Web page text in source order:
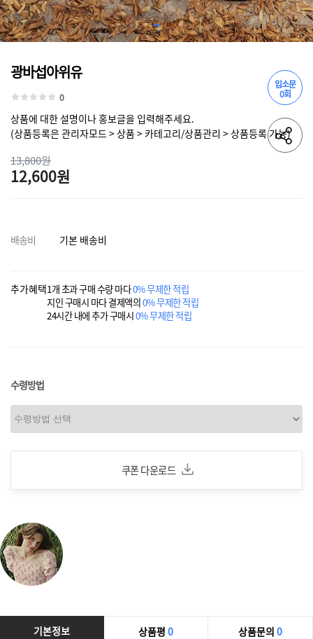
입소문
0회
광바섭아위유
0
상품에 대한 설명이나 홍보글을 입력해주세요.
(상품등록은 관리자모드 > 상품 > 카테고리/상품관리 > 상품등록 가능)
13,800원
12,600원
배송비 기본 배송비
추가혜택1개 초과 구매 수량 마다0% 무제한 적립
지인 구매시 마다 결제액의0% 무제한 적립
24시간 내에 추가 구매시0% 무제한 적립
수령방법
쿠폰 다운로드
기본정보 상품평 0 상품문의 0